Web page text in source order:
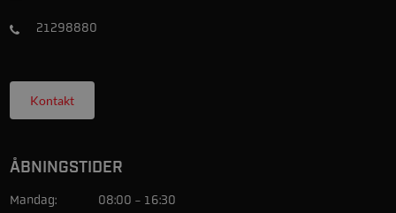
21298880
Kontakt
ÅBNINGSTIDER
Mandag:
08:00 - 16:30